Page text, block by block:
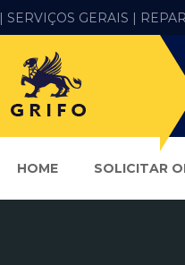
| SERVIÇOS GERAIS |
HOME SOLICITAR